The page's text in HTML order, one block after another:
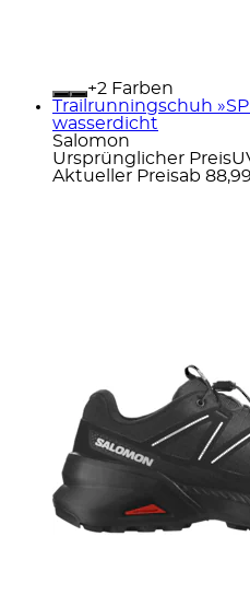
+
Farben
Trailrunningschuh
wasserdicht
Salomon
Ursprünglicher Preis
Aktueller Preisab